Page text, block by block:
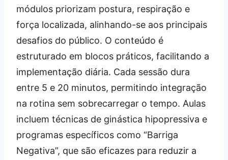
módulos priorizam postura, respiração e
força localizada, alinhando-se aos principais
desafios do público. O conteúdo é
estruturado em blocos práticos, facilitando a
implementação diária. Cada sessão dura
entre 5 e 20 minutos, permitindo integração
na rotina sem sobrecarregar o tempo. Aulas
incluem técnicas de ginástica hipopressiva e
programas específicos como “Barriga
Negativa”, que são eficazes para reduzir a